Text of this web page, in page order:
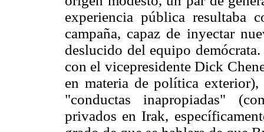
experiencia pública resultaba
campaña, capaz de inyectar
deslucido del equipo
con el vicepresidente Dick
en materia de política
"conductas inapropiadas"
privados en Irak,